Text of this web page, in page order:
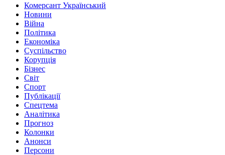
Комерсант Український
Новини
Війна
Політика
Економіка
Суспільство
Корупція
Бізнес
Світ
Спорт
Публікації
Спецтема
Аналітика
Прогноз
Колонки
Анонси
Персони